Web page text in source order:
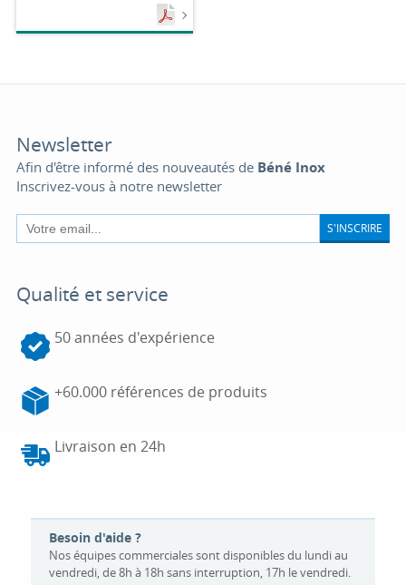
Newsletter
Afin d'être informé des nouveautés de Béné Inox
Inscrivez-vous à notre newsletter
S'INSCRIRE
Qualité et service
50 années d'expérience
+60.000 références de produits
Livraison en 24h
Besoin d'aide ?
Nos équipes commerciales sont disponibles du lundi au
vendredi, de 8h à 18h sans interruption, 17h le vendredi.